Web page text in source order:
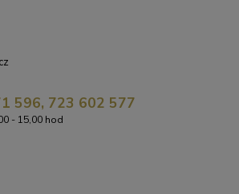
596, 723 602 577
- 15,00 hod